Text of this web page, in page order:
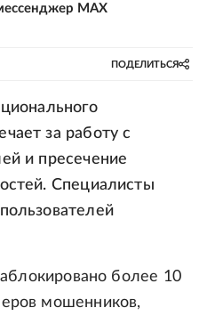
MAX
ПОДЕЛИТЬСЯ
за работу с
и пресечение
Специалисты
более 10
мошенников,